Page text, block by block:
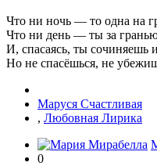
Что ни ночь — то одна на
Что ни день — ты за
И, спасаясь, ты
Но не спасёшься, не
Маруся Счастливая
, Любовная Лирика
0